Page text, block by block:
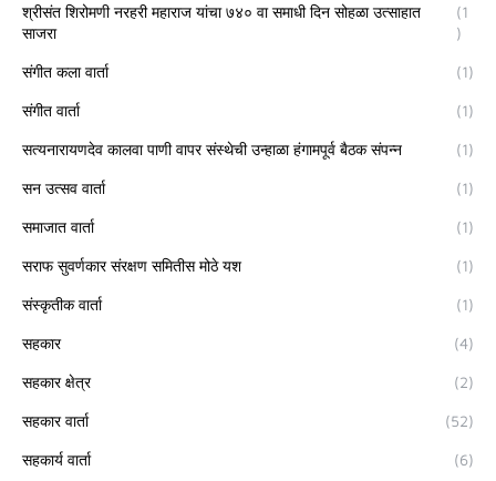
श्रीसंत शिरोमणी नरहरी महाराज यांचा ७४० वा समाधी दिन सोहळा उत्साहात
साजरा
(1
)
संगीत कला वार्ता (1)
संगीत वार्ता (1)
सत्यनारायणदेव कालवा पाणी वापर संस्थेची उन्हाळा हंगामपूर्व बैठक संपन्न (1)
सन उत्सव वार्ता (1)
समाजात वार्ता (1)
सराफ सुवर्णकार संरक्षण समितीस मोठे यश (1)
संस्कृतीक वार्ता (1)
सहकार (4)
सहकार क्षेत्र (2)
सहकार वार्ता (52)
सहकार्य वार्ता (6)